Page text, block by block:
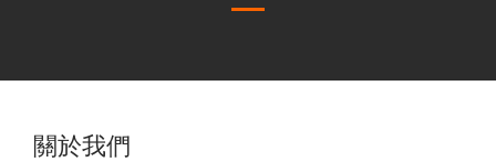
關於我們